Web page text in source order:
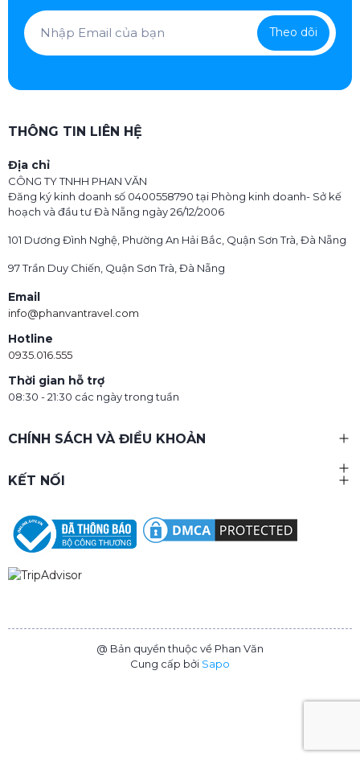
Theo dõi
THÔNG TIN LIÊN HỆ
Địa chỉ
CÔNG TY TNHH PHAN VĂN
Đăng ký kinh doanh số 0400558790 tại Phòng kinh doanh- Sở kế
hoạch và đầu tư Đà Nẵng ngày 26/12/2006
101 Dương Đình Nghệ, Phường An Hải Bắc, Quận Sơn Trà, Đà Nẵng
97 Trần Duy Chiến, Quận Sơn Trà, Đà Nẵng
Email
info@phanvantravel.com
Hotline
0935.016.555
Thời gian hỗ trợ
08:30 - 21:30 các ngày trong tuần
CHÍNH SÁCH VÀ ĐIỀU KHOẢN
KẾT NỐI
@ Bản quyền thuộc về Phan Văn
Cung cấp bởi Sapo